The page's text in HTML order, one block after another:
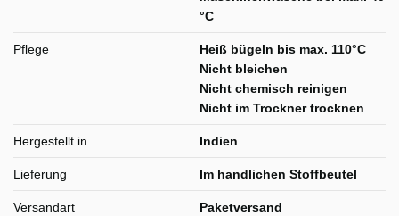
°C
Pflege
Heiß bügeln bis max. 110°C
Nicht bleichen
Nicht chemisch reinigen
Nicht im Trockner trocknen
Hergestellt in Indien
Lieferung Im handlichen Stoffbeutel
Versandart Paketversand